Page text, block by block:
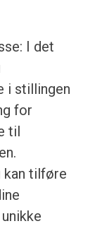
I det
i stillingen
for
til
kan tilføre